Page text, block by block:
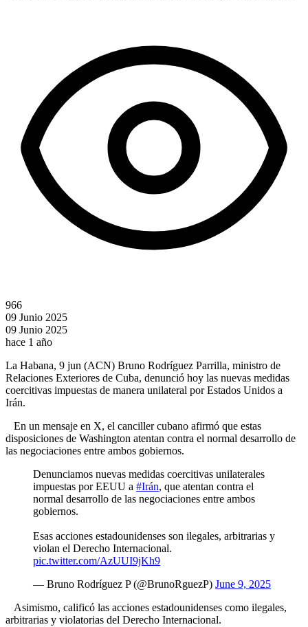
966
09 Junio 2025
09 Junio 2025
hace 1 año
La Habana, 9 jun (ACN) Bruno Rodríguez Parrilla, ministro de
Relaciones Exteriores de Cuba, denunció hoy las nuevas medidas
coercitivas impuestas de manera unilateral por Estados Unidos a
Irán.
En un mensaje en X, el canciller cubano afirmó que estas
disposiciones de Washington atentan contra el normal desarrollo de
las negociaciones entre ambos gobiernos.
Denunciamos nuevas medidas coercitivas unilaterales
impuestas por EEUU a #Irán, que atentan contra el
normal desarrollo de las negociaciones entre ambos
gobiernos.
Esas acciones estadounidenses son ilegales, arbitrarias y
violan el Derecho Internacional.
pic.twitter.com/AzUUI9jKh9
— Bruno Rodríguez P (@BrunoRguezP) June 9, 2025
Asimismo, calificó las acciones estadounidenses como ilegales,
arbitrarias y violatorias del Derecho Internacional.